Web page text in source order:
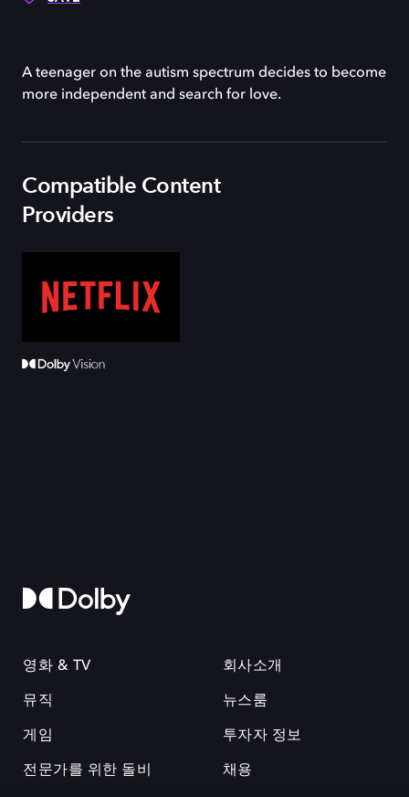
A teenager on the autism spectrum decides to become
more independent and search for love.
Compatible Content
Providers
영화 & TV
뮤직
게임
전문가를 위한 돌비
회사소개
뉴스룸
투자자 정보
채용